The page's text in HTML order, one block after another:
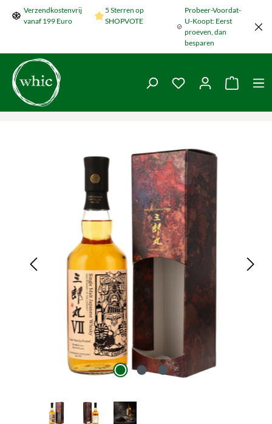
Naar de hoofdinhoud springen
Verzendkostenvrij
vanaf 199 Euro
5 Sterren op
SHOPVOTE
Probeer-Voordat-
U-Koopt: Eerst
proeven, dan
besparen
Je hebt 0 items op
De